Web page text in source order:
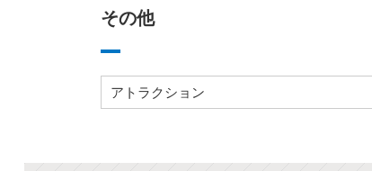
その他
アトラクション